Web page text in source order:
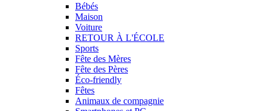
Bébés
Maison
Voiture
RETOUR À L'ÉCOLE
Sports
Fête des Mères
Fête des Pères
Éco-friendly
Fêtes
Animaux de compagnie